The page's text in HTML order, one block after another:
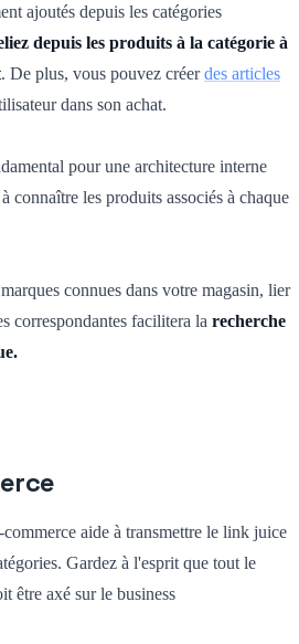
ajoutés depuis les catégories
depuis les produits à la catégorie à
. De plus, vous pouvez créerdes articles
dans son achat.
pour une architecture interne
connaître les produits associés à chaque
connues dans votre magasin, lier
correspondantes facilitera la recherche
aide à transmettre le link juice
Gardez à l'esprit que tout le
être axé sur le business